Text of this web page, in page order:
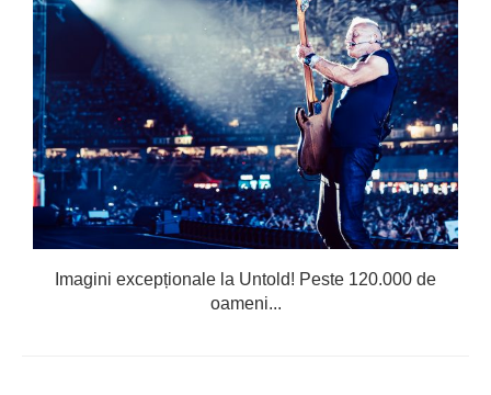
Imagini excepționale la Untold! Peste 120.000 de
oameni...